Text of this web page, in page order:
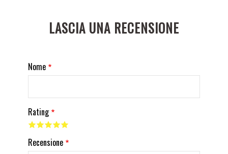
LASCIA UNA RECENSIONE
Nome
Rating
Recensione